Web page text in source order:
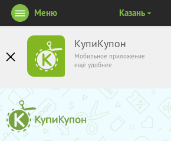
КупиКупон
Мобильное приложение
ещё удобнее
Меню Казань